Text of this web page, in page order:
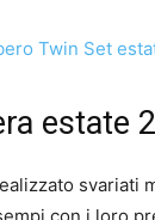
estate
svariati